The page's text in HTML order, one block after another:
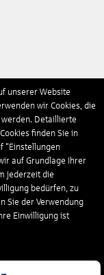
unserer Website
wir Cookies, die
Detaillierte
finden Sie in
"Einstellungen
auf Grundlage Ihrer
jederzeit die
bedürfen, zu
Sie der Verwendung
Einwilligung ist